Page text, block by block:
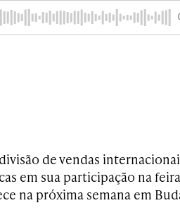
de vendas
em sua participação na
na próxima semana em